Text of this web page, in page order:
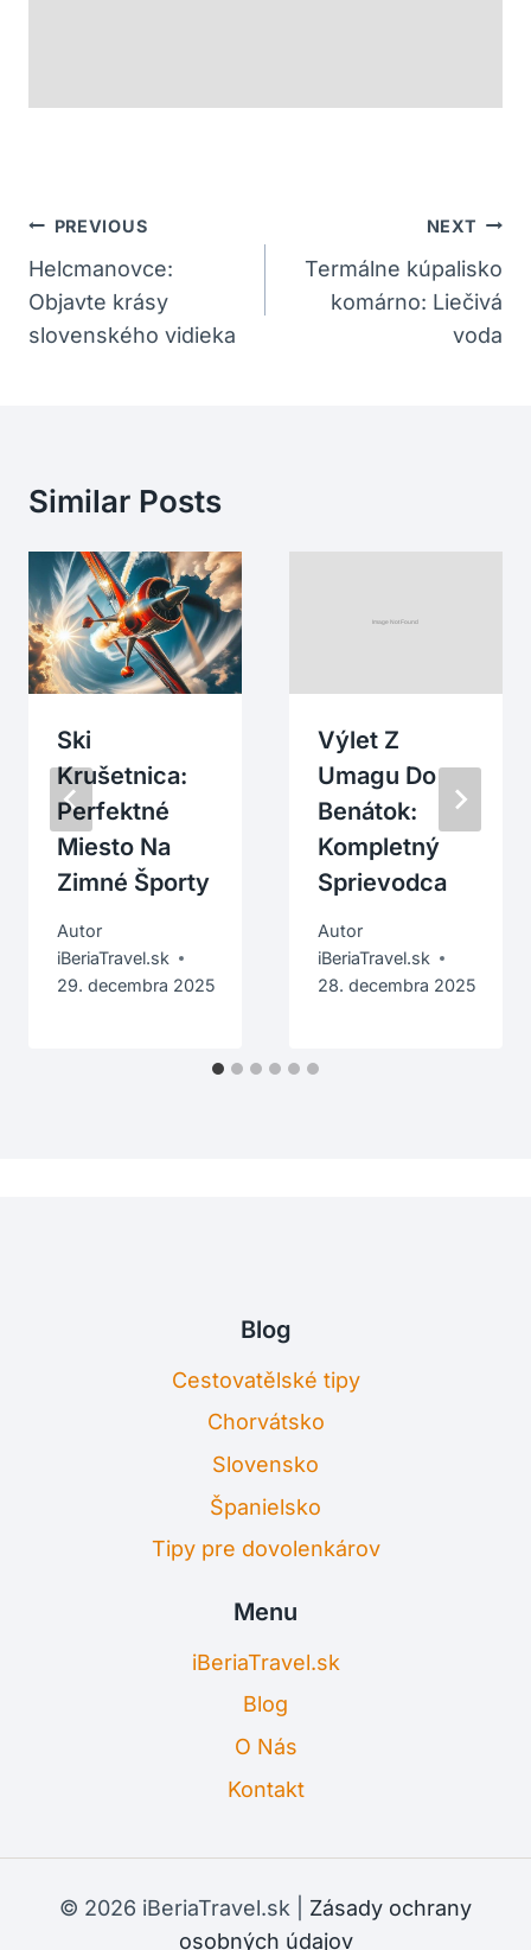
Navigácia
V
Článku
PREVIOUS
Helcmanovce:
Objavte krásy
slovenského vidieka
NEXT
Termálne kúpalisko
komárno: Liečivá
voda
Similar Posts
Ski
Krušetnica:
Perfektné
Miesto Na
Zimné Športy
Autor
iBeriaTravel.sk
29. decembra 2025
Výlet Z
Umagu Do
Benátok:
Kompletný
Sprievodca
Autor
iBeriaTravel.sk
28. decembra 2025
Blog
Cestovatělské tipy
Chorvátsko
Slovensko
Španielsko
Tipy pre dovolenkárov
Menu
iBeriaTravel.sk
Blog
O Nás
Kontakt
© 2026 iBeriaTravel.sk | Zásady ochrany
osobných údajov